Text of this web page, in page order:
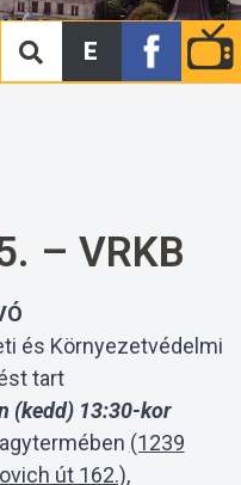
E
– VRKB
és Környezetvédelmi
tart
(kedd) 13:30-kor
(1239
út 162.),